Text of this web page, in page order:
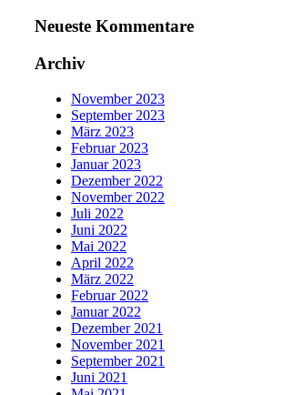
Neueste Kommentare
Archiv
November 2023
September 2023
März 2023
Februar 2023
Januar 2023
Dezember 2022
November 2022
Juli 2022
Juni 2022
Mai 2022
April 2022
März 2022
Februar 2022
Januar 2022
Dezember 2021
November 2021
September 2021
Juni 2021